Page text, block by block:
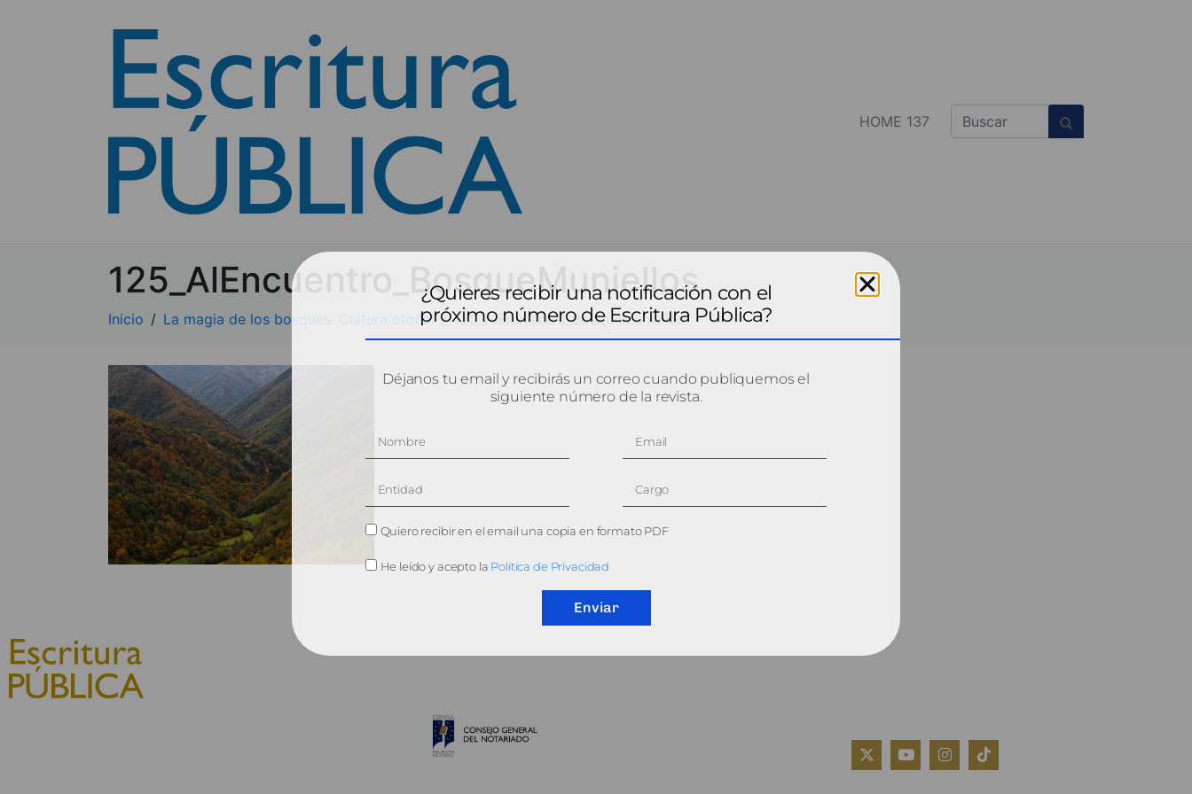
HOME 137
125_AlEncuentro_BosqueMuniellos
Inicio La magia de los bosques. Cultura otoñal 125_AlEncuentro_BosqueMuniellos
QUIÉNES SOMOS
¿Quieres recibir una notificación con el
próximo número de Escritura Pública?
Déjanos tu email y recibirás un correo cuando publiquemos el
siguiente número de la revista.
Quiero recibir en el email una copia en formato PDF
He leído y acepto la Política de Privacidad
Enviar